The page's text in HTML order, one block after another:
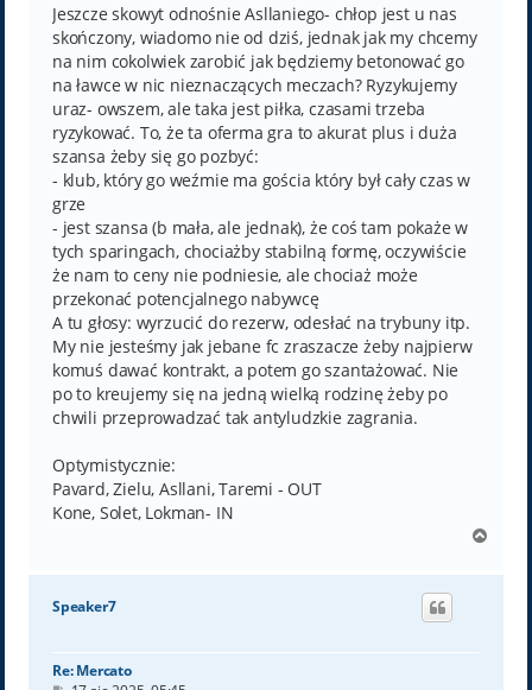
Jeszcze skowyt odnośnie Asllaniego- chłop jest u nas
skończony, wiadomo nie od dziś, jednak jak my chcemy
na nim cokolwiek zarobić jak będziemy betonować go
na ławce w nic nieznaczących meczach? Ryzykujemy
uraz- owszem, ale taka jest piłka, czasami trzeba
ryzykować. To, że ta oferma gra to akurat plus i duża
szansa żeby się go pozbyć:
- klub, który go weźmie ma gościa który był cały czas w
grze
- jest szansa (b mała, ale jednak), że coś tam pokaże w
tych sparingach, chociażby stabilną formę, oczywiście
że nam to ceny nie podniesie, ale chociaż może
przekonać potencjalnego nabywcę
A tu głosy: wyrzucić do rezerw, odesłać na trybuny itp.
My nie jesteśmy jak jebane fc zraszacze żeby najpierw
komuś dawać kontrakt, a potem go szantażować. Nie
po to kreujemy się na jedną wielką rodzinę żeby po
chwili przeprowadzać tak antyludzkie zagrania.
Optymistycznie:
Pavard, Zielu, Asllani, Taremi - OUT
Kone, Solet, Lokman- IN
g
Speaker7
Re: Mercato